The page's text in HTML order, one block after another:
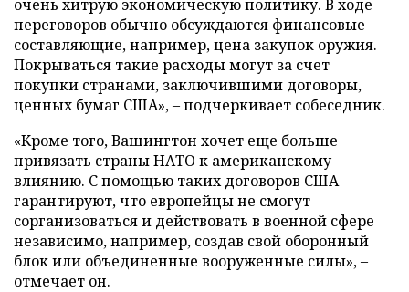
очень хитрую экономическую политику. В ходе
переговоров обычно обсуждаются финансовые
составляющие, например, цена закупок оружия.
Покрываться такие расходы могут за счет
покупки странами, заключившими договоры,
ценных бумаг США», – подчеркивает собеседник.
«Кроме того, Вашингтон хочет еще больше
привязать страны НАТО к американскому
влиянию. С помощью таких договоров США
гарантируют, что европейцы не смогут
сорганизоваться и действовать в военной сфере
независимо, например, создав свой оборонный
блок или объединенные вооруженные силы», –
отмечает он.